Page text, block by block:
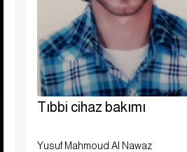
Tıbbi cihaz bakımı
Yusuf Mahmoud Al Nawaz